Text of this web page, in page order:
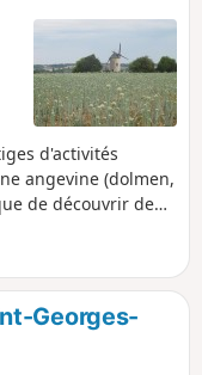
d'activités
angevine (dolmen,
de découvrir de
Georges-